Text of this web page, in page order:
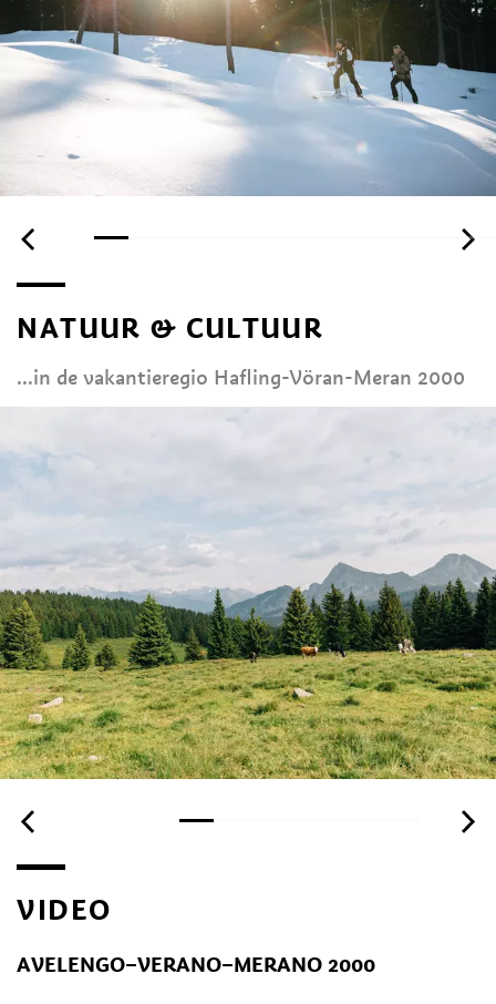
NATUUR & CULTUUR
...in de vakantieregio Hafling-Vöran-Meran 2000
VIDEO
AVELENGO–VERANO–MERANO 2000